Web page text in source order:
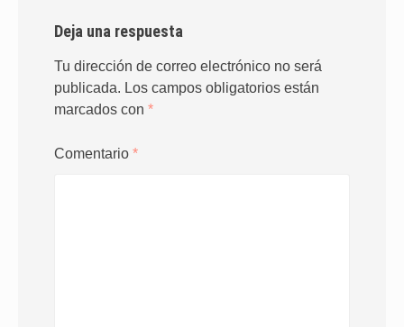
Deja una respuesta
Tu dirección de correo electrónico no será
publicada. Los campos obligatorios están
marcados con *
Comentario *